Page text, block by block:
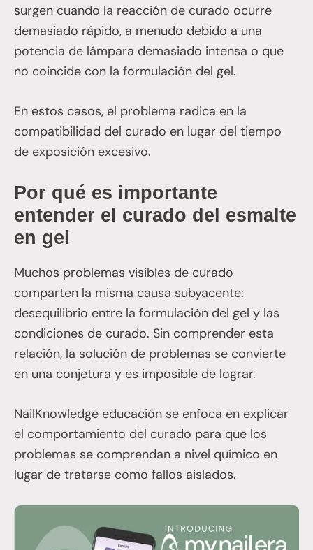
surgen cuando la reacción de curado ocurre
demasiado rápido, a menudo debido a una
potencia de lámpara demasiado intensa o que
no coincide con la formulación del gel.
En estos casos, el problema radica en la
compatibilidad del curado en lugar del tiempo
de exposición excesivo.
Por qué es importante
entender el curado del esmalte
en gel
Muchos problemas visibles de curado
comparten la misma causa subyacente:
desequilibrio entre la formulación del gel y las
condiciones de curado. Sin comprender esta
relación, la solución de problemas se convierte
en una conjetura y es imposible de lograr.
NailKnowledge educación se enfoca en explicar
el comportamiento del curado para que los
problemas se comprendan a nivel químico en
lugar de tratarse como fallos aislados.